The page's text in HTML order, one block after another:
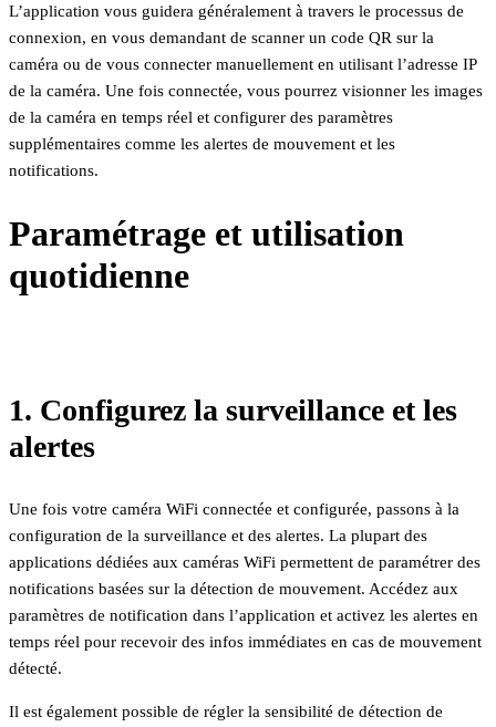
L’application vous guidera généralement à travers le processus de
connexion, en vous demandant de scanner un code QR sur la
caméra ou de vous connecter manuellement en utilisant l’adresse IP
de la caméra. Une fois connectée, vous pourrez visionner les images
de la caméra en temps réel et configurer des paramètres
supplémentaires comme les alertes de mouvement et les
notifications.
Paramétrage et utilisation
quotidienne
1. Configurez la surveillance et les
alertes
Une fois votre caméra WiFi connectée et configurée, passons à la
configuration de la surveillance et des alertes. La plupart des
applications dédiées aux caméras WiFi permettent de paramétrer des
notifications basées sur la détection de mouvement. Accédez aux
paramètres de notification dans l’application et activez les alertes en
temps réel pour recevoir des infos immédiates en cas de mouvement
détecté.
Il est également possible de régler la sensibilité de détection de